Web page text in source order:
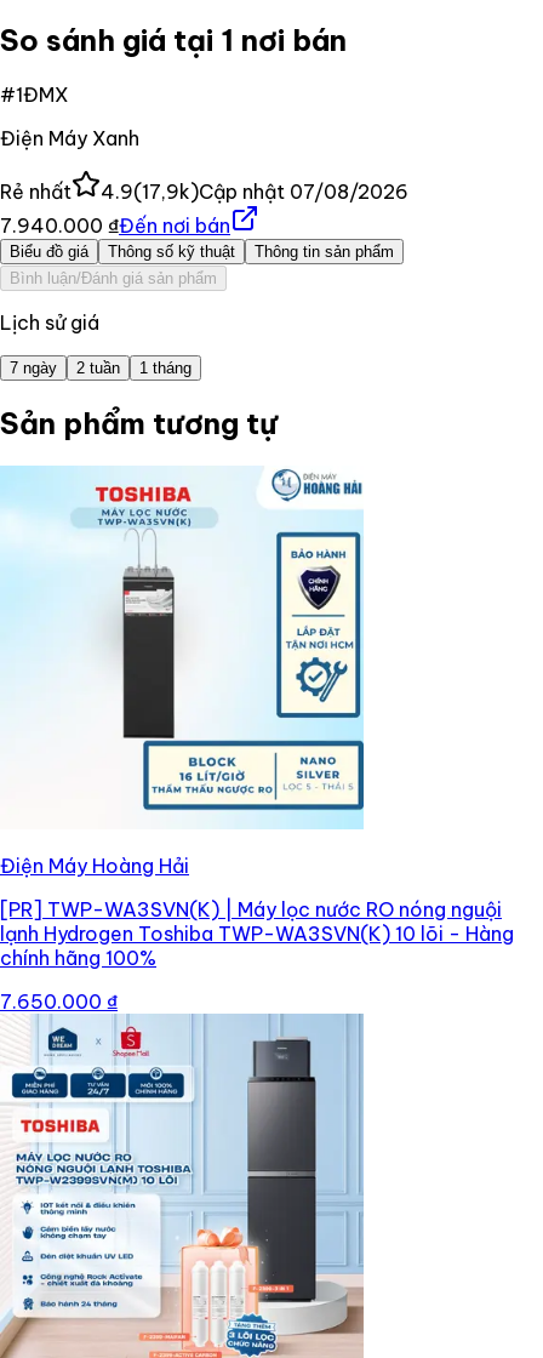
So sánh giá tại 1 nơi bán
#1ĐMX
Điện Máy Xanh
Rẻ nhất 4.9(17,9k)Cập nhật 07/08/2026
7.940.000 ₫Đến nơi bán
Biểu đồ giá Thông số kỹ thuật
Thông tin sản phẩm
Bình luận/Đánh giá sản phẩm
Lịch sử giá
7 ngày 2 tuần 1 tháng
Sản phẩm tương tự
Điện Máy Hoàng Hải
[PR] TWP-WA3SVN(K) | Máy lọc nước RO nóng nguội
lạnh Hydrogen Toshiba TWP-WA3SVN(K) 10 lõi - Hàng
chính hãng 100%
7.650.000 ₫